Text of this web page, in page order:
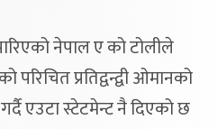
नेपाल ए को टोलीले
प्रतिद्वन्द्वी ओमानको
एउटा स्टेटमेन्ट नै दिएको छ